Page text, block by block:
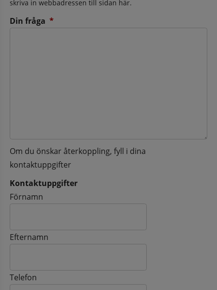
skriva in webbadressen till sidan här.
Din fråga *
Om du önskar återkoppling, fyll i dina
kontaktuppgifter
Kontaktuppgifter
Kontaktuppgifter
Förnamn
Efternamn
Telefon